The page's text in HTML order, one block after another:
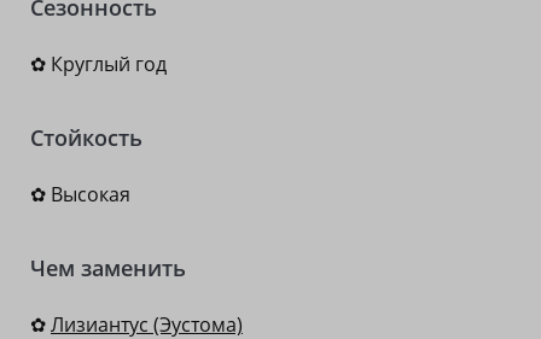
Сезонность
✿ Круглый год
Стойкость
✿ Высокая
Чем заменить
✿Лизиантус (Эустома)